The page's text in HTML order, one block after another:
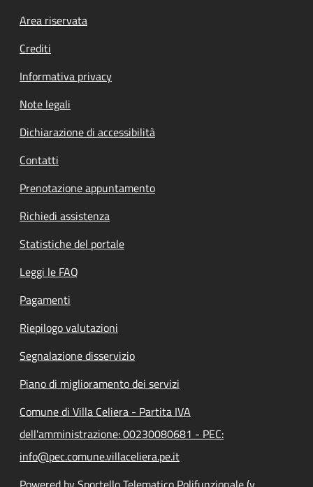
Footer menu
Area riservata
Crediti
Informativa privacy
Note legali
Dichiarazione di accessibilità
Contatti
Prenotazione appuntamento
Richiedi assistenza
Statistiche del portale
Leggi le FAQ
Pagamenti
Riepilogo valutazioni
Segnalazione disservizio
Piano di miglioramento dei servizi
Comune di Villa Celiera - Partita IVA
dell'amministrazione: 00230080681 - PEC:
info@pec.comune.villaceliera.pe.it